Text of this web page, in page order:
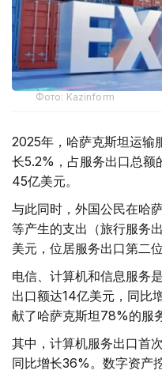
Фото: Kazinform
2025年，哈萨克斯坦运输
长5.2%，占服务出口总
45亿美元。
与此同时，外国公民在哈
等产生的支出（旅行服务
美元，位居服务出口第二位
电信、计算机和信息服务
出口额达14亿美元，同比
献了哈萨克斯坦78%的服
其中，计算机服务出口首
同比增长36%。数字资产